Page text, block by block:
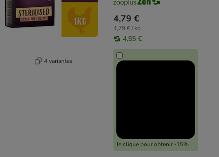
4 variantes
4,79 €
4,79 € / kg
4,55 €
Je clique pour obtenir -15%